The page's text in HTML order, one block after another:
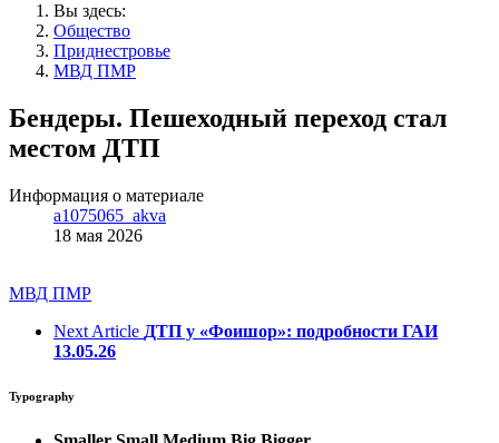
Вы здесь:
Общество
Приднестровье
МВД ПМР
Бендеры. Пешеходный переход стал
местом ДТП
Информация о материале
a1075065_akva
18 мая 2026
МВД ПМР
Next Article ДТП у «Фоишор»: подробности ГАИ
13.05.26
Typography